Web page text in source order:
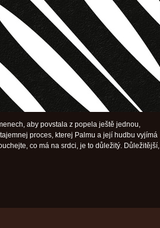
aby povstala z popela ještě jednou,
proces, kterej Palmu a její hudbu vyjímá
co má na srdci, je to důležitý. Důležitější,